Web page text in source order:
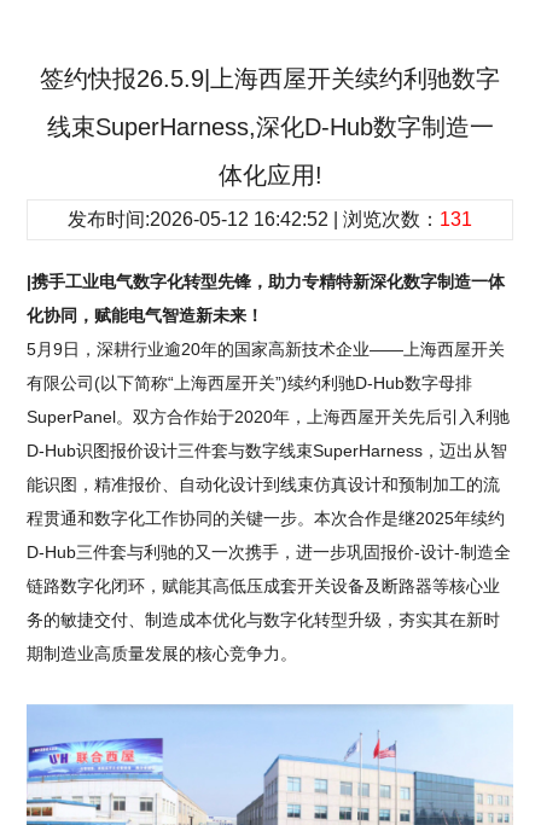
签约快报26.5.9|上海西屋开关续约利驰数字
线束SuperHarness,深化D-Hub数字制造一
体化应用!
发布时间:2026-05-12 16:42:52 | 浏览次数： 131
|携手工业电气数字化转型先锋，助力专精特新深化数字制造一体
化协同，赋能电气智造新未来！
5月9日，深耕行业逾20年的国家高新技术企业——上海西屋开关
有限公司(以下简称“上海西屋开关”)续约利驰D-Hub数字母排
SuperPanel。双方合作始于2020年，上海西屋开关先后引入利驰
D-Hub识图报价设计三件套与数字线束SuperHarness，迈出从智
能识图，精准报价、自动化设计到线束仿真设计和预制加工的流
程贯通和数字化工作协同的关键一步。本次合作是继2025年续约
D-Hub三件套与利驰的又一次携手，进一步巩固报价-设计-制造全
链路数字化闭环，赋能其高低压成套开关设备及断路器等核心业
务的敏捷交付、制造成本优化与数字化转型升级，夯实其在新时
期制造业高质量发展的核心竞争力。